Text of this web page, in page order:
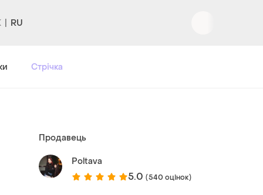
RU
Стрічка
Продавець
Poltava
5.0 (540 оцінок)